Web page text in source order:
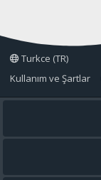
Turkce (TR)
Kullanım ve Şartlar